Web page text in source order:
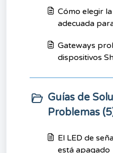
Cómo elegir
adecuada
Gateways
dispositivos
Guías de
Problemas
El LED de
está apagado